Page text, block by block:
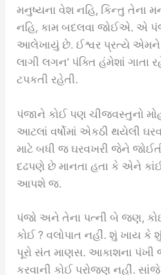
મનુષ્યના વેશ નહિ, કિન્તુ તેના
નહિ, કામ બદલવા જોઈએ. એ
આલેખાયું છે. ઈશ્વર પ્રત્યે એમને
લાગી લગન’ પંક્તિ હંમેશાં ગાતા
ટપકતી રહેતી.
પંજાને કોઈ પણ ચીજવસ્તુનો
આટલાં વર્ષોમાં એકઠી થયેલી
માટે બધી જ ઘરવખરી જેને
દઢપણે છે માનતા હતા કે એને
આપશે જ.
પંજો અને તેના પત્ની બે જણ,
કોઈ ? વલોપાત નહીં. શું ખાય
પૂરો સંત માણસ. આકાશના પંખી
કરવાની કોઈ પરોજણ નહીં.